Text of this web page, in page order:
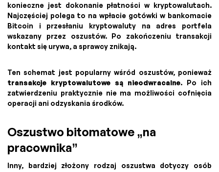
konieczne jest dokonanie płatności w kryptowalutach.
Najczęściej polega to na wpłacie gotówki w bankomacie
Bitcoin i przesłaniu kryptowaluty na adres portfela
wskazany przez oszustów. Po zakończeniu transakcji
kontakt się urywa, a sprawcy znikają.
Ten schemat jest popularny wśród oszustów, ponieważ
transakcje kryptowalutowe są nieodwracalne. Po ich
zatwierdzeniu praktycznie nie ma możliwości cofnięcia
operacji ani odzyskania środków.
Oszustwo bitomatowe „na
pracownika”
Inny, bardziej złożony rodzaj oszustwa dotyczy osób